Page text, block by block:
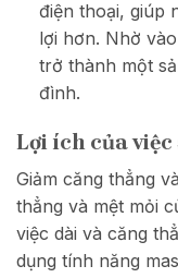
điện thoại, giúp
lợi hơn. Nhờ
trở thành một
đình.
Lợi ích của
Giảm căng thẳng
thẳng và mệt mỏi
việc dài và căng
dụng tính năng